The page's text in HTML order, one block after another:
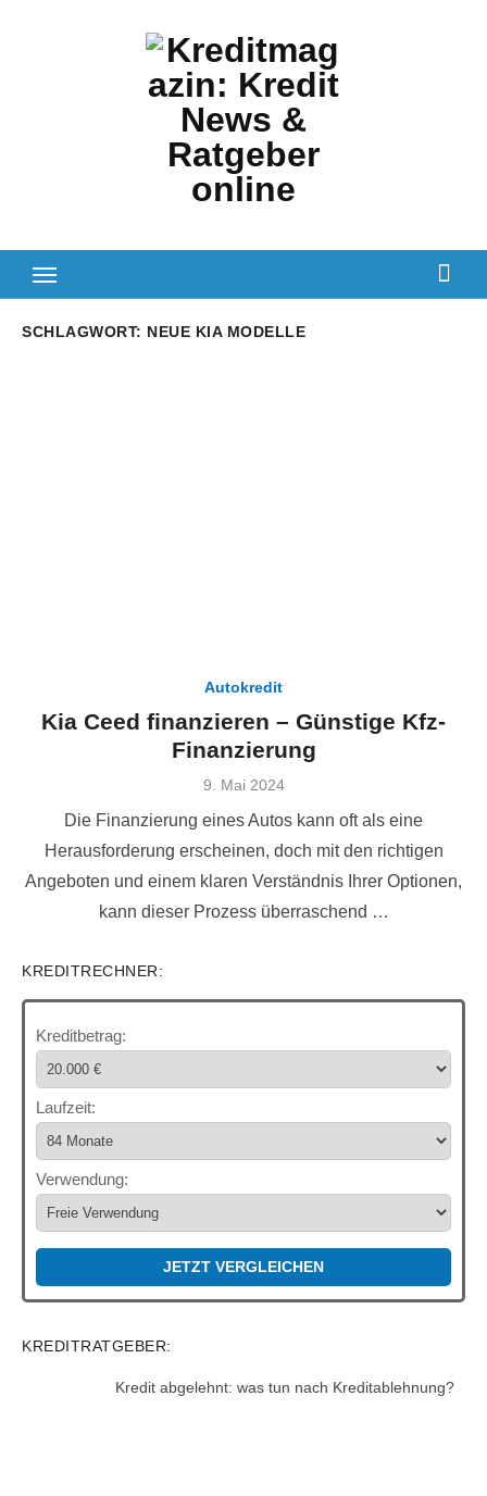
SCHLAGWORT: NEUE KIA MODELLE
Autokredit
Kia Ceed finanzieren – Günstige Kfz-
Finanzierung
Veröffentlicht
9. Mai 2024
Die Finanzierung eines Autos kann oft als eine
Herausforderung erscheinen, doch mit den richtigen
Angeboten und einem klaren Verständnis Ihrer Optionen,
kann dieser Prozess überraschend …
KREDITRECHNER:
Kreditbetrag:
Laufzeit:
Verwendung:
JETZT VERGLEICHEN
KREDITRATGEBER:
Kredit abgelehnt: was tun nach Kreditablehnung?